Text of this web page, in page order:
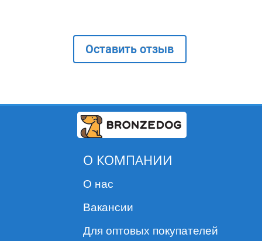
Оставить отзыв
О КОМПАНИИ
О нас
Вакансии
Для оптовых покупателей